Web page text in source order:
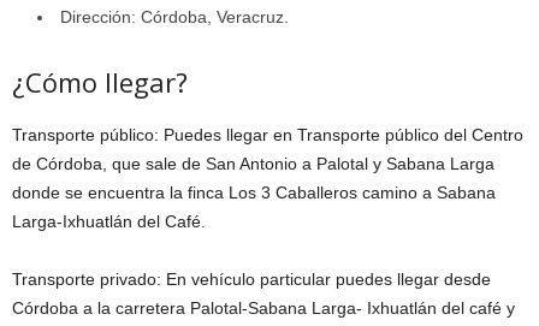
Dirección: Córdoba, Veracruz.
¿Cómo llegar?
Transporte público: Puedes llegar en Transporte público del Centro
de Córdoba, que sale de San Antonio a Palotal y Sabana Larga
donde se encuentra la finca Los 3 Caballeros camino a Sabana
Larga-Ixhuatlán del Café.
Transporte privado: En vehículo particular puedes llegar desde
Córdoba a la carretera Palotal-Sabana Larga- Ixhuatlán del café y